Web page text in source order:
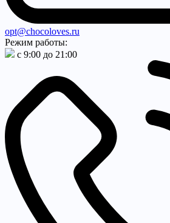
opt@chocoloves.ru
Режим работы:
с 9:00 до 21:00